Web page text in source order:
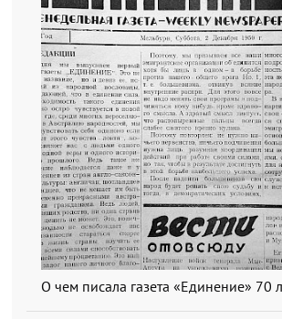
О чем писала газета «Единение» 70